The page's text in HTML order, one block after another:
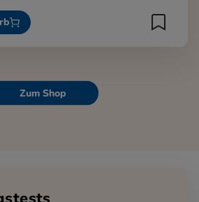
Zum Shop